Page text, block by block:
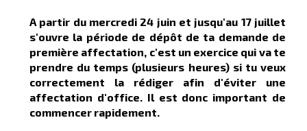
A partir du mercredi 24 juin et jusqu'au 17 juillet
s'ouvre la période de dépôt de ta demande de
première affectation, c'est un exercice qui va te
prendre du temps (plusieurs heures) si tu veux
correctement la rédiger afin d'éviter une
affectation d'office. Il est donc important de
commencer rapidement.